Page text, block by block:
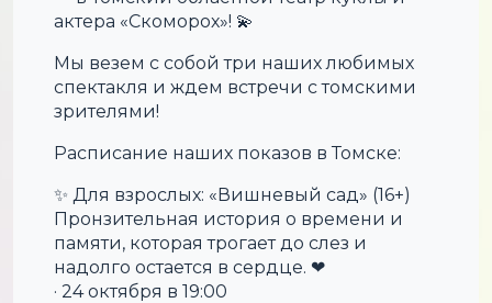
актера «Скоморох»! 💫
Мы везем с собой три наших любимых
спектакля и ждем встречи с томскими
зрителями!
Расписание наших показов в Томске:
✨ Для взрослых: «Вишневый сад» (16+)
Пронзительная история о времени и
памяти, которая трогает до слез и
надолго остается в сердце. ❤
· 24 октября в 19:00